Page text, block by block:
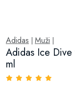
Adidas Muži
Adidas Ice
ml